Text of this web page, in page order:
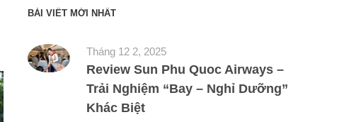
BÀI VIẾT MỚI NHẤT
Tháng 12 2, 2025
Review Sun Phu Quoc Airways –
Trải Nghiệm “Bay – Nghỉ Dưỡng”
Khác Biệt